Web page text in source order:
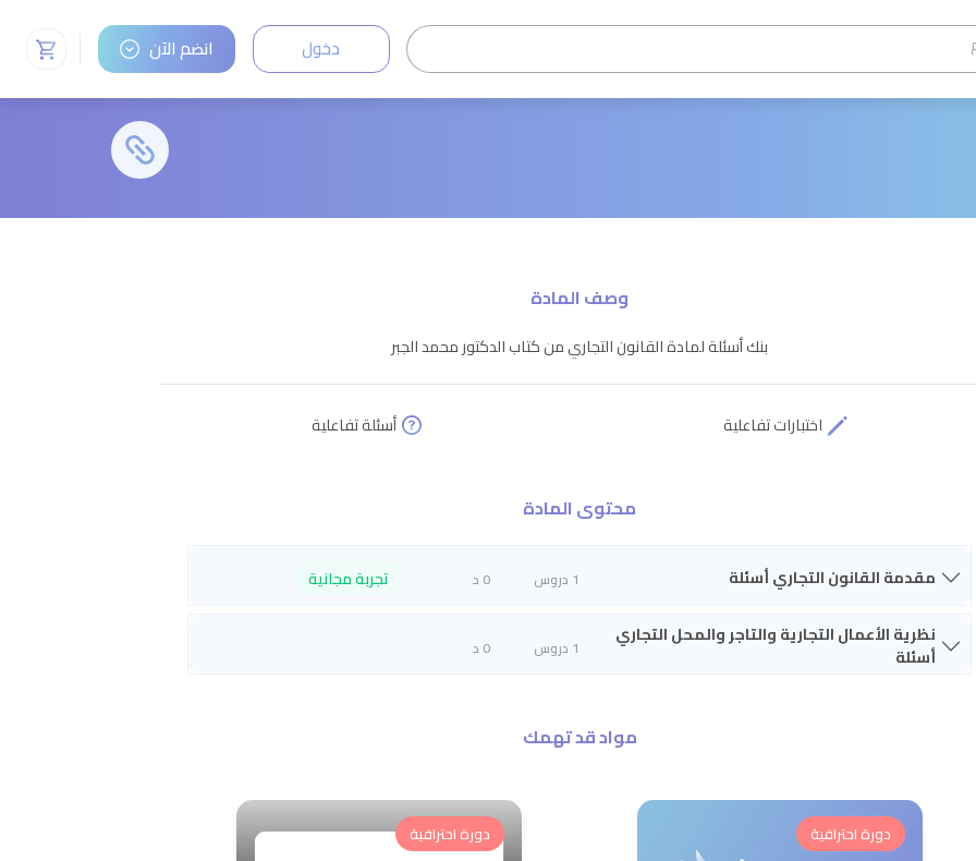
دخول انضم الآن
وصف المادة
بنك أسئلة لمادة القانون التجاري من كتاب الدكتور محمد الجبر
اختبارات تفاعلية أسئلة تفاعلية
محتوى المادة
مقدمة القانون التجاري أسئلة 1 دروس 0 د
تجربة مجانية
نظرية الأعمال التجارية والتاجر والمحل التجاري
أسئلة
1 دروس 0 د
مواد قد تهمك
دورة احترافية دورة احترافية